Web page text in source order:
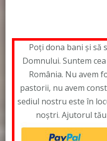
Poți dona bani și să
Domnului. Suntem
România. Nu avem
pastorii, nu avem
sediul nostru este în
noștri. Ajutorul